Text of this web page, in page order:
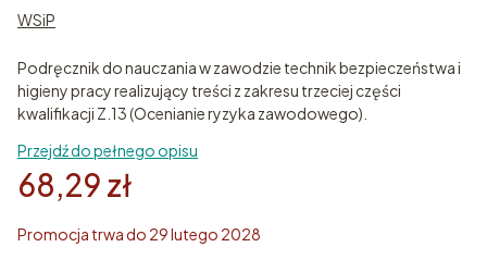
WSiP
Podręcznik do nauczania w zawodzie technik bezpieczeństwa i
higieny pracy realizujący treści z zakresu trzeciej części
kwalifikacji Z.13 (Ocenianie ryzyka zawodowego).
Przejdź do pełnego opisu
68,29 zł
Promocja trwa do 29 lutego 2028